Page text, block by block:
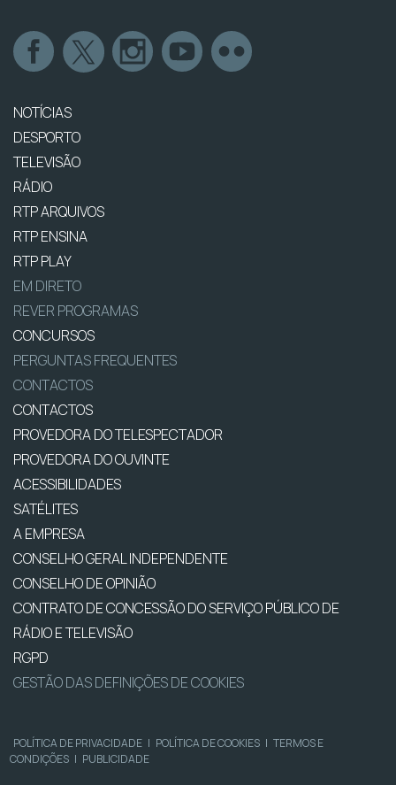
NOTÍCIAS
DESPORTO
TELEVISÃO
RÁDIO
RTP ARQUIVOS
RTP ENSINA
RTP PLAY
EM DIRETO
REVER PROGRAMAS
CONCURSOS
PERGUNTAS FREQUENTES
CONTACTOS
CONTACTOS
PROVEDORA DO TELESPECTADOR
PROVEDORA DO OUVINTE
ACESSIBILIDADES
SATÉLITES
A EMPRESA
CONSELHO GERAL INDEPENDENTE
CONSELHO DE OPINIÃO
CONTRATO DE CONCESSÃO DO SERVIÇO PÚBLICO DE
RÁDIO E TELEVISÃO
RGPD
GESTÃO DAS DEFINIÇÕES DE COOKIES
POLÍTICA DE PRIVACIDADE | POLÍTICA DE COOKIES | TERMOS E
CONDIÇÕES | PUBLICIDADE